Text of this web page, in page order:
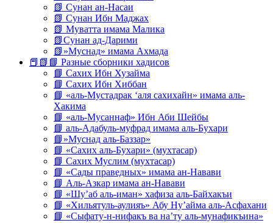
📗 Сунан ан-Насаи
📗 Сунан Ибн Маджах
📗 Муватта имама Малика
📗Сунан ад-Дарими
📗»Муснад» имама Ахмада
📕📗📘 Разные сборники хадисов
📘 Сахих Ибн Хузайма
📘 Сахих Ибн Хиббан
📘 «аль-Мустадрак ‘аля сахихайн» имама аль-
Хакима
📘 «аль-Мусаннаф» Ибн Аби Шейбы
📘 аль-Адабуль-муфрад имама аль-Бухари
📘»Муснад аль-Баззар»
📘 «Сахих аль-Бухари» (мухтасар)
📘 Сахих Муслим (мухтасар)
📘 «Сады праведных» имама ан-Навави
📘 Аль-Азкар имама ан-Навави
📘 «Шу’аб аль-иман» хафиза аль-Байхакъи
📘 «Хильятуль-аулияъ» Абу Ну’айма аль-Асфахани
📘 «Сыфату-н-нифакъ ва на’ту аль-мунафикъина»